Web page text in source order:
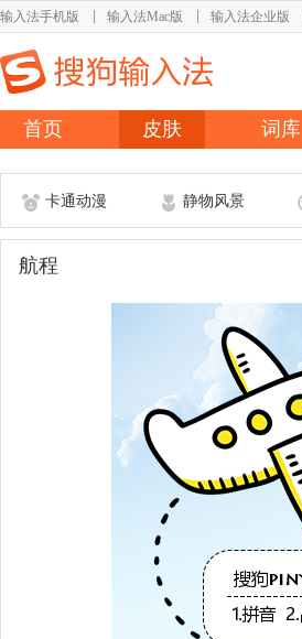
输入法手机版 输入法Mac版 输入法企业版
首页 皮肤 词库
卡通动漫 静物风景
航程